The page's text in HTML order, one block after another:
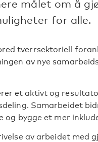
målet om å
for alle.
tverrsektoriell
av nye
et aktivt og
Samarbeidet
og bygge et mer
av arbeidet med